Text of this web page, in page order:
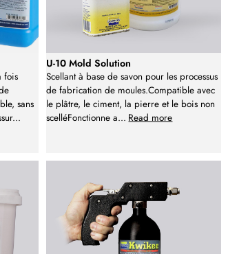
fois
sans
...
U-10 Mold Solution
Scellant à base de savon pour les processus
de fabrication de moules.Compatible avec
le plâtre, le ciment, la pierre et le bois non
scelléFonctionne a... Read more